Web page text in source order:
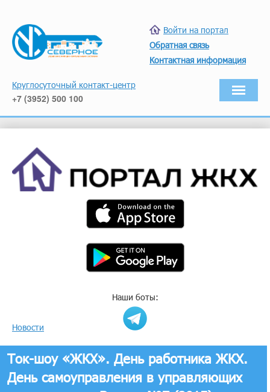
Войти на портал
Обратная связь
Контактная информация
Круглосуточный контакт-центр
+7 (3952) 500 100
Наши боты:
Новости
Ток-шоу «ЖКХ». День работника ЖКХ.
День самоуправления в управляющих